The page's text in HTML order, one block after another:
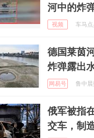
河中的炸
视频 车马
德国莱茵
炸弹露出
网易号 鲁中
俄军被指
交车，制